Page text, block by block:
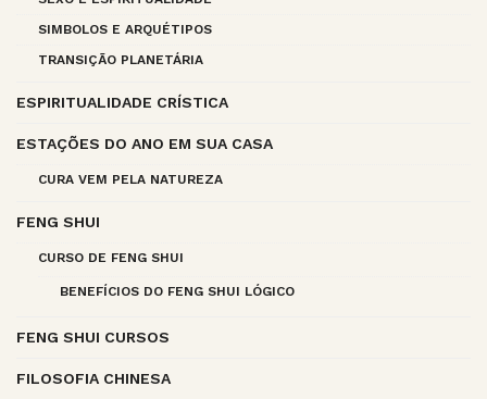
SIMBOLOS E ARQUÉTIPOS
TRANSIÇÃO PLANETÁRIA
ESPIRITUALIDADE CRÍSTICA
ESTAÇÕES DO ANO EM SUA CASA
CURA VEM PELA NATUREZA
FENG SHUI
CURSO DE FENG SHUI
BENEFÍCIOS DO FENG SHUI LÓGICO
FENG SHUI CURSOS
FILOSOFIA CHINESA